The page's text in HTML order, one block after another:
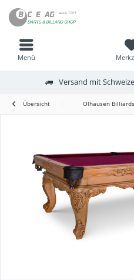
Menü
Versand mit
Übersicht Olhausen Billiards